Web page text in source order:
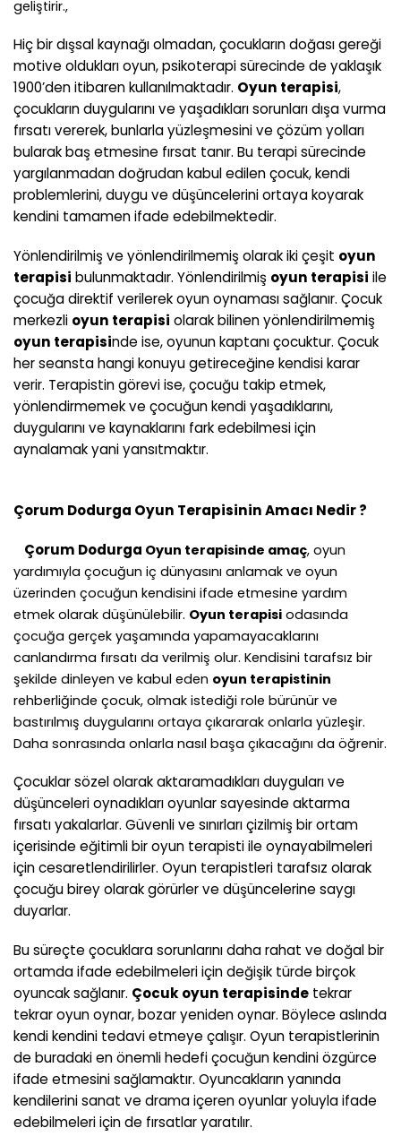
geliştirir.,
Hiç bir dışsal kaynağı olmadan, çocukların doğası gereği
motive oldukları oyun, psikoterapi sürecinde de yaklaşık
1900’den itibaren kullanılmaktadır. Oyun terapisi,
çocukların duygularını ve yaşadıkları sorunları dışa vurma
fırsatı vererek, bunlarla yüzleşmesini ve çözüm yolları
bularak baş etmesine fırsat tanır. Bu terapi sürecinde
yargılanmadan doğrudan kabul edilen çocuk, kendi
problemlerini, duygu ve düşüncelerini ortaya koyarak
kendini tamamen ifade edebilmektedir.
Yönlendirilmiş ve yönlendirilmemiş olarak iki çeşit oyun
terapisi bulunmaktadır. Yönlendirilmiş oyun terapisi ile
çocuğa direktif verilerek oyun oynaması sağlanır. Çocuk
merkezli oyun terapisi olarak bilinen yönlendirilmemiş
oyun terapisinde ise, oyunun kaptanı çocuktur. Çocuk
her seansta hangi konuyu getireceğine kendisi karar
verir. Terapistin görevi ise, çocuğu takip etmek,
yönlendirmemek ve çocuğun kendi yaşadıklarını,
duygularını ve kaynaklarını fark edebilmesi için
aynalamak yani yansıtmaktır.
Çorum Dodurga Oyun Terapisinin Amacı Nedir ?
Çorum Dodurga Oyun terapisinde amaç, oyun
yardımıyla çocuğun iç dünyasını anlamak ve oyun
üzerinden çocuğun kendisini ifade etmesine yardım
etmek olarak düşünülebilir. Oyun terapisi odasında
çocuğa gerçek yaşamında yapamayacaklarını
canlandırma fırsatı da verilmiş olur. Kendisini tarafsız bir
şekilde dinleyen ve kabul eden oyun terapistinin
rehberliğinde çocuk, olmak istediği role bürünür ve
bastırılmış duygularını ortaya çıkararak onlarla yüzleşir.
Daha sonrasında onlarla nasıl başa çıkacağını da öğrenir.
Çocuklar sözel olarak aktaramadıkları duyguları ve
düşünceleri oynadıkları oyunlar sayesinde aktarma
fırsatı yakalarlar. Güvenli ve sınırları çizilmiş bir ortam
içerisinde eğitimli bir oyun terapisti ile oynayabilmeleri
için cesaretlendirilirler. Oyun terapistleri tarafsız olarak
çocuğu birey olarak görürler ve düşüncelerine saygı
duyarlar.
Bu süreçte çocuklara sorunlarını daha rahat ve doğal bir
ortamda ifade edebilmeleri için değişik türde birçok
oyuncak sağlanır. Çocuk oyun terapisinde tekrar
tekrar oyun oynar, bozar yeniden oynar. Böylece aslında
kendi kendini tedavi etmeye çalışır. Oyun terapistlerinin
de buradaki en önemli hedefi çocuğun kendini özgürce
ifade etmesini sağlamaktır. Oyuncakların yanında
kendilerini sanat ve drama içeren oyunlar yoluyla ifade
edebilmeleri için de fırsatlar yaratılır.